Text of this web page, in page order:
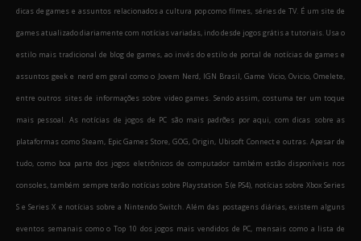
dicas de games e assuntos relacionados a cultura pop como filmes, séries de TV. É um site de
games atualizado diariamente com notícias variadas, indo desde jogos grátis a tutoriais. Usa o
estilo mais tradicional de blog de games, ao invés do estilo de portal de notícias de games e
assuntos geek e nerd em geral como o Jovem Nerd, IGN Brasil, Game Vicio, Ovicio, Omelete,
entre outros sites de informações sobre video games. Sendo assim, costuma ter um toque
mais pessoal. As notícias de jogos de PC são mais padrões por aqui, com dicas sobre as
plataformas como Steam, Epic Games Store, GOG, Origin, Ubisoft Connect e outras. Apesar de
tudo, como boa parte dos jogos eletrônicos de computador também estão disponíveis nos
consoles, também sempre terão notícias sobre Playstation 5 (e PS4), notícias sobre Xbox Series
S e Series X e notícias sobre a Nintendo Switch. Além das postagens diárias, existem alguns
eventos semanais como o Top 10 dos jogos mais vendidos de PC, mensais como a lista de